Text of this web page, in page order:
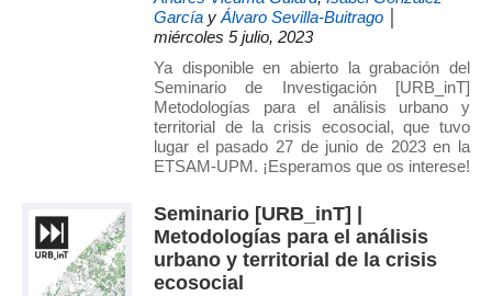
García y Álvaro Sevilla-Buitrago
miércoles 5 julio, 2023
Ya disponible en abierto la grabación del
Seminario de Investigación [URB_inT]
Metodologías para el análisis urbano y
territorial de la crisis ecosocial, que tuvo
lugar el pasado 27 de junio de 2023 en la
ETSAM-UPM. ¡Esperamos que os interese!
Seminario [URB_inT] |
Metodologías para el análisis
urbano y territorial de la crisis
ecosocial